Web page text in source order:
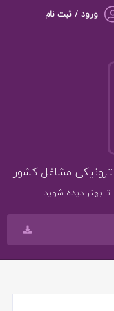
ورود / ثبت نام
بهتر دیده شوید .